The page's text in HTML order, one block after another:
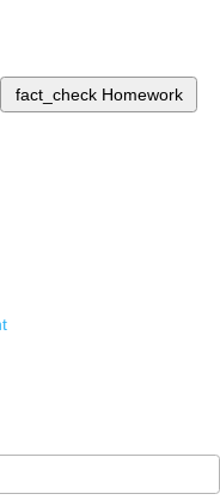
fact_check Homework